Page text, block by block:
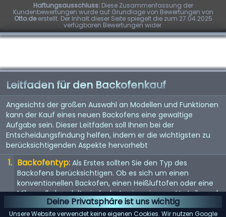
Deine Privatsphäre ist uns wichtig
Unsere Website verwendet keine eigenen Cookies. Wir nutzen Google
Haftungsausschluss:Diese Zusammenfassung der
Kundenbewertungen wurde auf Grundlage von Bewertungen von
Otto.deerstellt. Der Inhalt dieser Seite spiegelt die zum 27.04.2025
verfügbaren Bewertungen wider.
Leitfaden für den Backofenkauf
Angesichts der großen Auswahl an Modellen und Funktionen
kann der Kauf eines neuen Backofens eine gewaltige
Aufgabe sein. Dieser Leitfaden soll Ihnen bei der
Entscheidungsfindung helfen, indem er die wichtigsten zu
berücksichtigenden Aspekte hervorhebt
Backofentyp: Als Erstes sollten Sie den Typ des
Backofens berücksichtigen. Ob es sich um einen
konventionellen Backofen, einen Heißluftofen oder eine
Mikrowelle handelt - jeder hat seine eigenen Vorteile und
eignet sich für unterschiedliche Kochstile.